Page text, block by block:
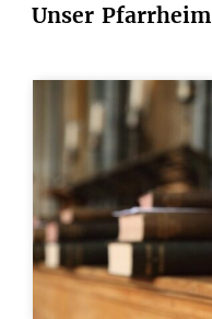
Unser Pfarrheim